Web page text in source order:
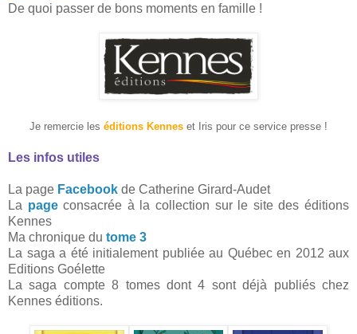
De quoi passer de bons moments en famille !
Je remercie les éditions Kennes et Iris pour ce service presse !
Les infos utiles
La page Facebook de Catherine Girard-Audet
La pageconsacrée à la collection sur le site des éditions
Kennes
Ma chronique du tome 3
La saga a été initialement publiée au Québec en 2012 aux
Editions Goélette
La saga compte 8 tomes dont 4 sont déjà publiés chez
Kennes éditions.